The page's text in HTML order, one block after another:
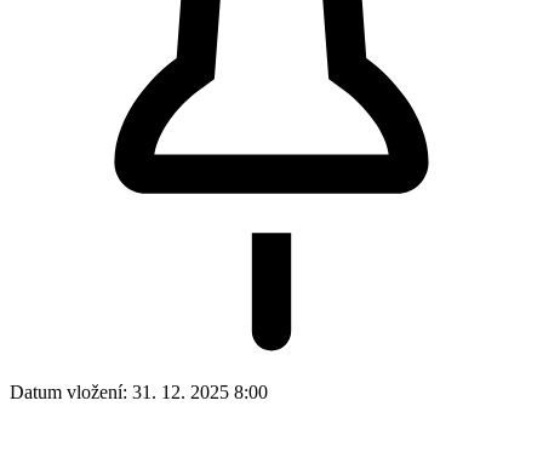
Datum vložení: 31. 12. 2025 8:00